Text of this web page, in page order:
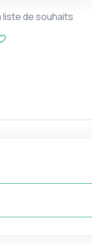
liste de souhaits